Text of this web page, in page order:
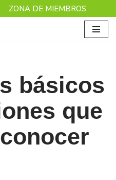
ZONA DE MIEMBROS
básicos
que